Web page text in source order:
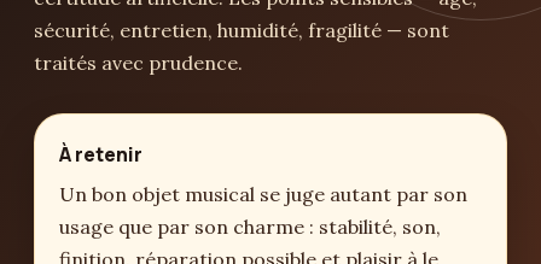
sécurité, entretien, humidité, fragilité — sont
traités avec prudence.
À retenir
Un bon objet musical se juge autant par son
usage que par son charme : stabilité, son,